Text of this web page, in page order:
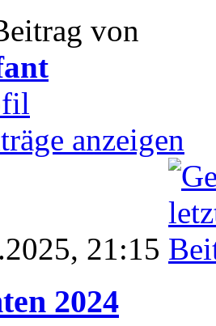
von
anzeigen
21:15
2024